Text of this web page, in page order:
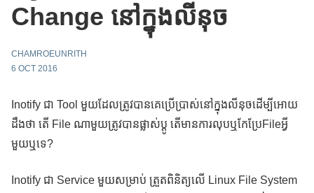
Change នៅក្នុងលីនុច
CHAMROEUNRITH
6 OCT 2016
Inotify ជា Tool មួយដែលត្រូវបានគេប្រើប្រាស់នៅក្នុងលីនុចដើម្បីអោយ
ដឹងថា តើ File ណាមួយត្រូវបានផ្លាស់ប្តូ តើមានការលុបឬកែប្រែFileអ្វី
មួយឬទេ?
Inotify ជា Service មួយសម្រាប់ ត្រួតពិនិត្យលើ Linux File System